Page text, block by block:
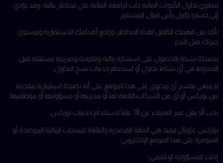
ينطوي تداول الأدوات المالية ذات الرافعة المالية على مخاطر عالية، وقد يؤدي
إلى خسارة كامل رأس المال المستثمر.
تأكد من فهمك الكامل لهذه المخاطر، وراجع أهدافك الاستثمارية ومستوى
خبرتك قبل البدء.
ننصحك بشدة بالحصول على استشارة مالية وقانونية وضريبية مستقلة قبل
الانخراط في أي نشاط تداول أو استخدام خدمات نسخ التداول.
لا ينبغي تفسير أي محتوى على هذا الموقع على أنه نصيحة استثمارية مقدمة
من توركس أو أي من الشركات التابعة لها أو مديريها أو مسؤوليها أو موظفيها.
يجب ألا يقل عمر العملاء عن 18 عامًا لاستخدام خدمات توركس.
توركس غلوبال ليمتد هي الجهة المُصدِرة والبائعة للمنتجات المالية الموضحة أو
المتوفرة على هذا الموقع الإلكتروني.
إخلاء المسؤولية الإقليمي: